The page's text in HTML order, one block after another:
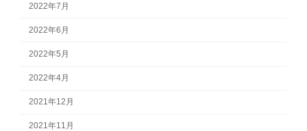
2022年7月
2022年6月
2022年5月
2022年4月
2021年12月
2021年11月